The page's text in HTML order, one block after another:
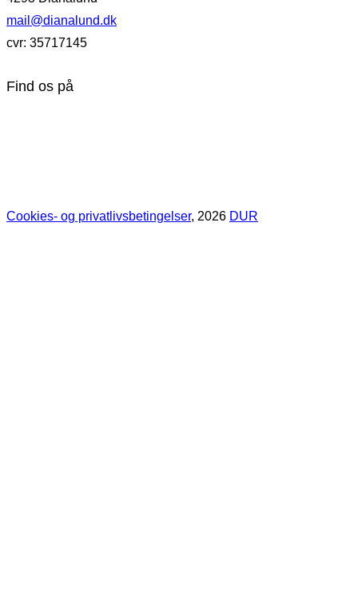
mail@dianalund.dk
cvr: 35717145
Find os på
Cookies- og privatlivsbetingelser, 2026 DUR